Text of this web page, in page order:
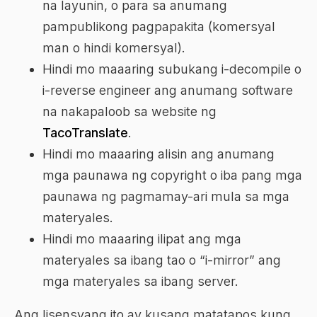
na layunin, o para sa anumang
pampublikong pagpapakita (komersyal
man o hindi komersyal).
Hindi mo maaaring subukang i-decompile o
i-reverse engineer ang anumang software
na nakapaloob sa website ng
TacoTranslate.
Hindi mo maaaring alisin ang anumang
mga paunawa ng copyright o iba pang mga
paunawa ng pagmamay-ari mula sa mga
materyales.
Hindi mo maaaring ilipat ang mga
materyales sa ibang tao o “i-mirror” ang
mga materyales sa ibang server.